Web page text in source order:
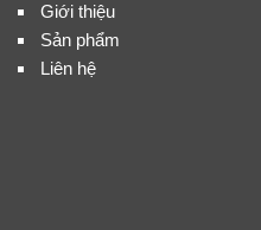
Giới thiệu
Sản phẩm
Liên hệ